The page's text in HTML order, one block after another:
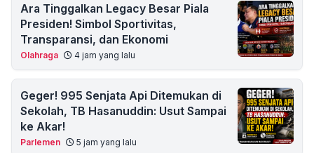
Ara Tinggalkan Legacy Besar Piala
Presiden! Simbol Sportivitas,
Transparansi, dan Ekonomi
Olahraga 4 jam yang lalu
Geger! 995 Senjata Api Ditemukan di
Sekolah, TB Hasanuddin: Usut Sampai
ke Akar!
Parlemen 5 jam yang lalu